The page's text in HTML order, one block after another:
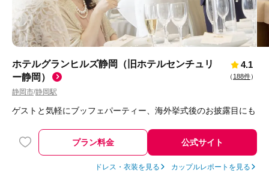
ホテルグランヒルズ静岡（旧ホテルセンチュリ
ー静岡）
静岡市/静岡駅
4.1
（ 188件）
ゲストと気軽にブッフェパーティー、海外挙式後のお披露目にも
プラン料金 公式サイト
ドレス・衣装を見る カップルレポートを見る